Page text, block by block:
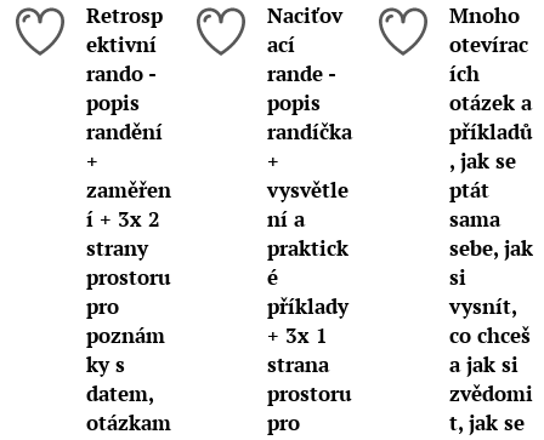
Retrosp
ektivní
rando -
popis
randění
+
zaměřen
í + 3x 2
strany
prostoru
pro
poznám
ky s
datem,
otázkam
Naciťov
ací
rande -
popis
randíčka
+
vysvětle
ní a
praktick
é
příklady
+ 3x 1
strana
prostoru
pro
Mnoho
otevírac
ích
otázek a
příkladů
, jak se
ptát
sama
sebe, jak
si
vysnít,
co chceš
a jak si
zvědomi
t, jak se